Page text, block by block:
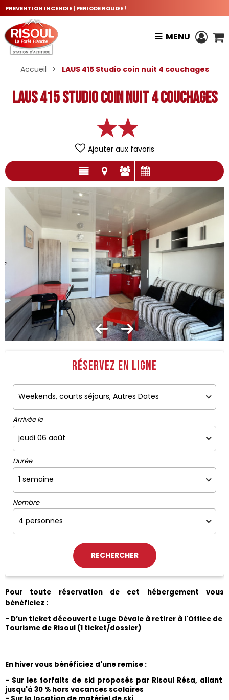
PREVENTION INCENDIE | PERIODE ROUGE !
MENU
Accueil > LAUS 415 Studio coin nuit 4 couchages
LAUS 415 Studio coin nuit 4 couchages
Ajouter aux favoris
Réservez en ligne
Arrivée le
Durée
Nombre
Pour toute réservation de cet hébergement vous
bénéficiez :
- D’un ticket découverte Luge Dévale à retirer à l'Office de
Tourisme de Risoul (1 ticket/dossier)
En hiver vous bénéficiez d'une remise :
- Sur les forfaits de ski proposés par Risoul Résa, allant
jusqu'à 30 % hors vacances scolaires